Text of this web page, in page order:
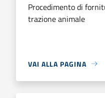
Procedimento di
trazione animale
VAI ALLA PAGINA